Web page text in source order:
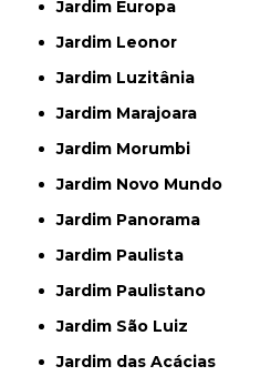
Jardim Europa
Jardim Leonor
Jardim Luzitânia
Jardim Marajoara
Jardim Morumbi
Jardim Novo Mundo
Jardim Panorama
Jardim Paulista
Jardim Paulistano
Jardim São Luiz
Jardim das Acácias